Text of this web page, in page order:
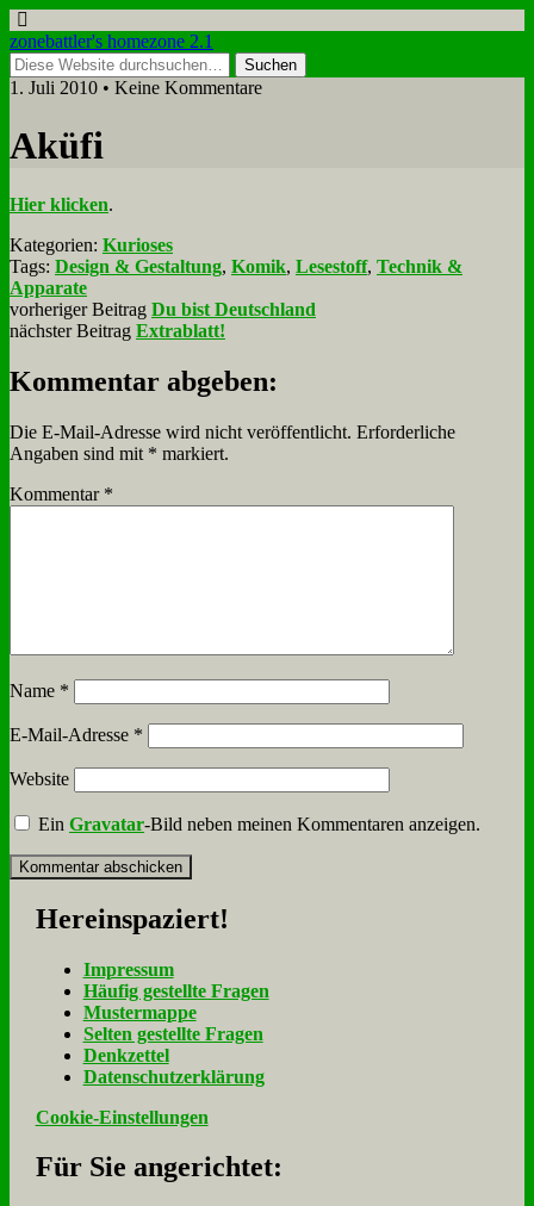
zonebattler's homezone 2.1
1. Juli 2010 • Keine Kommentare
Akü­fi
Hier klicken.
Kategorien: Kurioses
Tags: Design & Gestaltung, Komik, Lesestoff, Technik &
Apparate
vorheriger Beitrag Du bist Deutschland
nächster Beitrag Extrablatt!
Kommentar abgeben:
Die E-Mail-Adresse wird nicht veröffentlicht. Erforderliche
Angaben sind mit * markiert.
Kommentar *
Name *
E-Mail-Adresse *
Website
EinGravatar-Bild neben meinen Kommentaren anzeigen.
Her­ein­spa­ziert!
Im­pres­sum
Häu­fig ge­stell­te Fra­gen
Mu­ster­map­pe
Sel­ten ge­stell­te Fra­gen
Denk­zet­tel
Da­ten­schutz­er­klä­rung
Cookie-Einstellungen
Für Sie an­ge­rich­tet: